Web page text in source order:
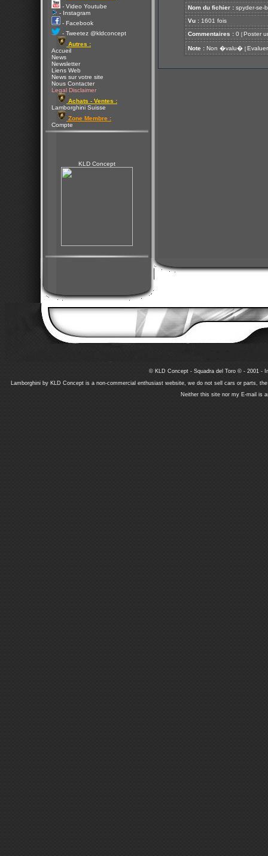
- Video Youtube
- Instagram
- Facebook
- Tweetez @kldconcept
Autres :
Accueil
News
Newsletter
Liens Web
News sur votre site
Nous Contacter
Legal Disclaimer
Achats - Ventes :
Lamborghini Suisse
Zone Membre :
Compte
KLD Concept
Nom du fichier : spyder-se-
Vu : 1601 fois
Commentaires : 0 [ Poster
Note : Non �valu� [ Evaluer
© KLD Concept - Squadra del Toro © - 2001 -
Lamborghini by KLD Concept is a non-commercial enthusiast website, we do not sell cars or parts,
Neither this site nor my E-mail is